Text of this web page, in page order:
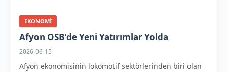
EKONOMI
Afyon OSB'de Yeni Yatırımlar Yolda
2026-06-15
Afyon ekonomisinin lokomotif sektörlerinden biri olan